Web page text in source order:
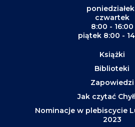
czwartek
8:00 - 16:00
piątek 8:00 -
Książki
Biblioteki
Zapowiedzi
Jak czytać
Nominacje w plebiscycie
2023